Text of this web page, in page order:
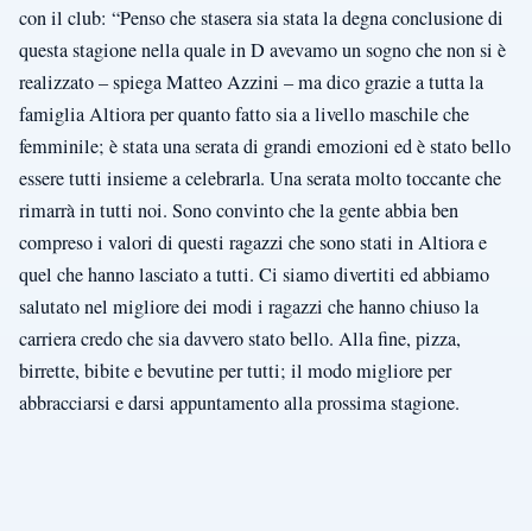
con il club: “Penso che stasera sia stata la degna conclusione di
questa stagione nella quale in D avevamo un sogno che non si è
realizzato – spiega Matteo Azzini – ma dico grazie a tutta la
famiglia Altiora per quanto fatto sia a livello maschile che
femminile; è stata una serata di grandi emozioni ed è stato bello
essere tutti insieme a celebrarla. Una serata molto toccante che
rimarrà in tutti noi. Sono convinto che la gente abbia ben
compreso i valori di questi ragazzi che sono stati in Altiora e
quel che hanno lasciato a tutti. Ci siamo divertiti ed abbiamo
salutato nel migliore dei modi i ragazzi che hanno chiuso la
carriera credo che sia davvero stato bello. Alla fine, pizza,
birrette, bibite e bevutine per tutti; il modo migliore per
abbracciarsi e darsi appuntamento alla prossima stagione.